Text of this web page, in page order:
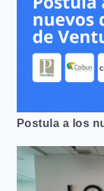
Postula a los